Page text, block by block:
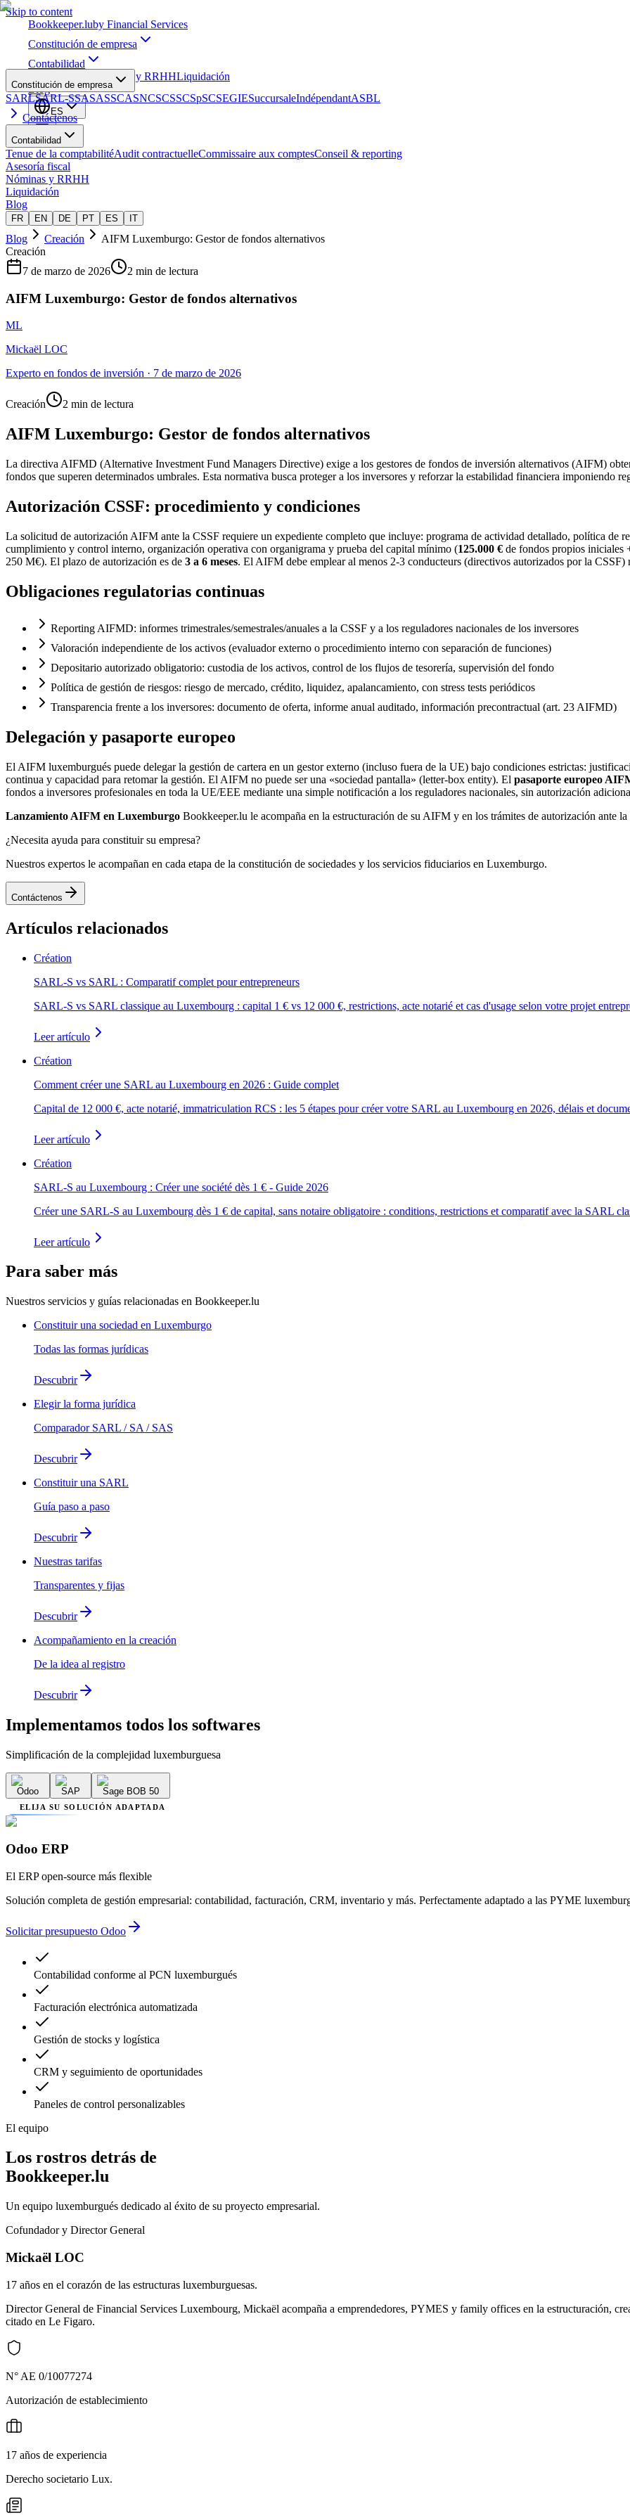
Skip to content
Bookkeeper.luby Financial Services
Constitución de empresa
Contabilidad
Nóminas y RRHHLiquidación
Blog
ES
Constitución de empresa
SARLSARL-SSASASSCASNCSCSSCSpSCSEGIESuccursaleIndépendantASBL
Contáctenos
Contabilidad
Tenue de la comptabilitéAudit contractuelleCommissaire aux comptesConseil & reporting
Asesoría fiscal
Nóminas y RRHH
Liquidación
Blog
FR EN DE PT ES IT
Blog Creación
AIFM Luxemburgo: Gestor de fondos alternativos
Creación
7 de marzo de 2026
2 min de lectura
AIFM Luxemburgo: Gestor de fondos alternativos
ML
Mickaël LOC
Experto en fondos de inversión · 7 de marzo de 2026
Creación 2 min de lectura
AIFM Luxemburgo: Gestor de fondos alternativos
La directiva AIFMD (Alternative Investment Fund Managers Directive) exige a los gestores de fondos de inversión alternativos (AIFM)
fondos que superen determinados umbrales. Esta normativa busca proteger a los inversores y reforzar la estabilidad financiera imponiendo
Autorización CSSF: procedimiento y condiciones
La solicitud de autorización AIFM ante la CSSF requiere un expediente completo que incluye: programa de actividad detallado, política de
cumplimiento y control interno, organización operativa con organigrama y prueba del capital mínimo (125.000 € de fondos propios iniciales
250 M€). El plazo de autorización es de 3 a 6 meses. El AIFM debe emplear al menos 2-3 conducteurs (directivos autorizados por la CSSF)
Obligaciones regulatorias continuas
Reporting AIFMD: informes trimestrales/semestrales/anuales a la CSSF y a los reguladores nacionales de los inversores
Valoración independiente de los activos (evaluador externo o procedimiento interno con separación de funciones)
Depositario autorizado obligatorio: custodia de los activos, control de los flujos de tesorería, supervisión del fondo
Política de gestión de riesgos: riesgo de mercado, crédito, liquidez, apalancamiento, con stress tests periódicos
Transparencia frente a los inversores: documento de oferta, informe anual auditado, información precontractual (art. 23 AIFMD)
Delegación y pasaporte europeo
El AIFM luxemburgués puede delegar la gestión de cartera en un gestor externo (incluso fuera de la UE) bajo condiciones estrictas:
continua y capacidad para retomar la gestión. El AIFM no puede ser una «sociedad pantalla» (letter-box entity). El pasaporte europeo
fondos a inversores profesionales en toda la UE/EEE mediante una simple notificación a los reguladores nacionales, sin autorización
Lanzamiento AIFM en Luxemburgo Bookkeeper.lu le acompaña en la estructuración de su AIFM y en los trámites de autorización ante la
¿Necesita ayuda para constituir su empresa?
Nuestros expertos le acompañan en cada etapa de la constitución de sociedades y los servicios fiduciarios en Luxemburgo.
Contáctenos
Artículos relacionados
Création
SARL-S vs SARL : Comparatif complet pour entrepreneurs
SARL-S vs SARL classique au Luxembourg : capital 1 € vs 12 000 €, restrictions, acte notarié et cas d'usage selon votre projet
Leer artículo
Création
Comment créer une SARL au Luxembourg en 2026 : Guide complet
Capital de 12 000 €, acte notarié, immatriculation RCS : les 5 étapes pour créer votre SARL au Luxembourg en 2026, délais et
Leer artículo
Création
SARL-S au Luxembourg : Créer une société dès 1 € - Guide 2026
Créer une SARL-S au Luxembourg dès 1 € de capital, sans notaire obligatoire : conditions, restrictions et comparatif avec la SARL
Leer artículo
Para saber más
Nuestros servicios y guías relacionadas en Bookkeeper.lu
Constituir una sociedad en Luxemburgo
Todas las formas jurídicas
Descubrir
Elegir la forma jurídica
Comparador SARL / SA / SAS
Descubrir
Constituir una SARL
Guía paso a paso
Descubrir
Nuestras tarifas
Transparentes y fijas
Descubrir
Acompañamiento en la creación
De la idea al registro
Descubrir
Implementamos todos los softwares
Simplificación de la complejidad luxemburguesa
Odoo SAP Sage BOB 50
ELIJA SU SOLUCIÓN ADAPTADA
Odoo ERP
El ERP open-source más flexible
Solución completa de gestión empresarial: contabilidad, facturación, CRM, inventario y más. Perfectamente adaptado a las PYME
Solicitar presupuesto Odoo
Contabilidad conforme al PCN luxemburgués
Facturación electrónica automatizada
Gestión de stocks y logística
CRM y seguimiento de oportunidades
Paneles de control personalizables
El equipo
Los rostros detrás de
Bookkeeper.lu
Un equipo luxemburgués dedicado al éxito de su proyecto empresarial.
Cofundador y Director General
Mickaël LOC
17 años en el corazón de las estructuras luxemburguesas.
Director General de Financial Services Luxembourg, Mickaël acompaña a emprendedores, PYMES y family offices en la estructuración,
citado en Le Figaro.
N° AE 0/10077274
Autorización de establecimiento
17 años de experiencia
Derecho societario Lux.